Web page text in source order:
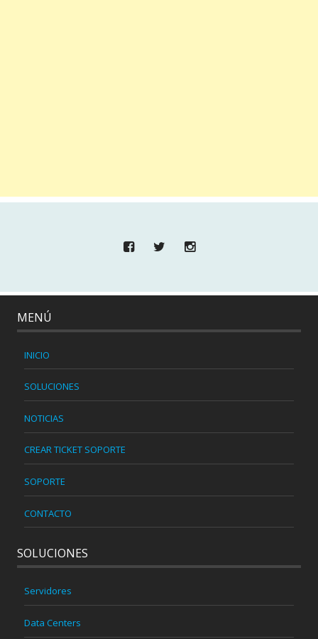
MENÚ
INICIO
SOLUCIONES
NOTICIAS
CREAR TICKET SOPORTE
SOPORTE
CONTACTO
SOLUCIONES
Servidores
Data Centers